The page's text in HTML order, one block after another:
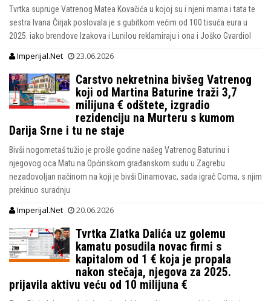
Tvrtka supruge Vatrenog Matea Kovačića u kojoj su i njeni mama i tata te
sestra Ivana Čirjak poslovala je s gubitkom većim od 100 tisuća eura u
2025. iako brendove Izakova i Lunilou reklamiraju i ona i Joško Gvardiol
Imperijal.Net 23.06.2026
Carstvo nekretnina bivšeg Vatrenog
koji od Martina Baturine traži 3,7
milijuna € odštete, izgradio
rezidenciju na Murteru s kumom
Darija Srne i tu ne staje
Bivši nogometaš tužio je prošle godine našeg Vatrenog Baturinu i
njegovog oca Matu na Općinskom građanskom sudu u Zagrebu
nezadovoljan načinom na koji je bivši Dinamovac, sada igrač Coma, s njim
prekinuo suradnju
Imperijal.Net 20.06.2026
Tvrtka Zlatka Dalića uz golemu
kamatu posudila novac firmi s
kapitalom od 1 € koja je propala
nakon stečaja, njegova za 2025.
prijavila aktivu veću od 10 milijuna €